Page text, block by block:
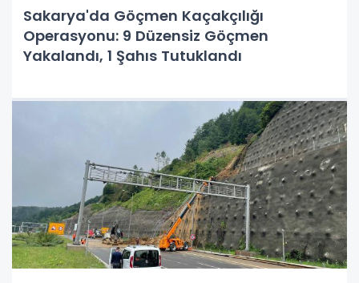
Sakarya'da Göçmen Kaçakçılığı
Operasyonu: 9 Düzensiz Göçmen
Yakalandı, 1 Şahıs Tutuklandı